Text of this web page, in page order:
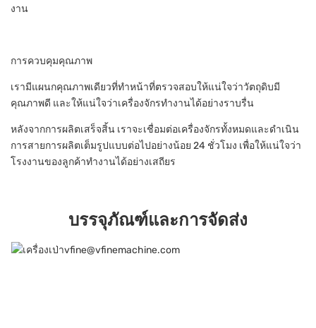
งาน
การควบคุมคุณภาพ
เรามีแผนกคุณภาพเดียวที่ทำหน้าที่ตรวจสอบให้แน่ใจว่าวัตถุดิบมี
คุณภาพดี และให้แน่ใจว่าเครื่องจักรทำงานได้อย่างราบรื่น
หลังจากการผลิตเสร็จสิ้น เราจะเชื่อมต่อเครื่องจักรทั้งหมดและดำเนิน
การสายการผลิตเต็มรูปแบบต่อไปอย่างน้อย 24 ชั่วโมง เพื่อให้แน่ใจว่า
โรงงานของลูกค้าทำงานได้อย่างเสถียร
บรรจุภัณฑ์และการจัดส่ง